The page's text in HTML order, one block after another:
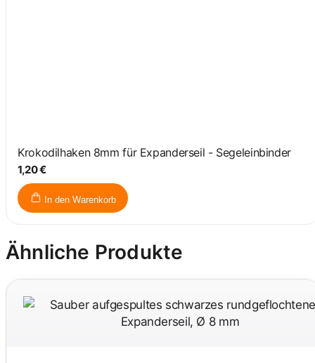
Krokodilhaken 8mm für Expanderseil - Segeleinbinder
1,20 €
In den Warenkorb
Ähnliche Produkte